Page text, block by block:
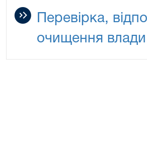
Перевірка,
очищення